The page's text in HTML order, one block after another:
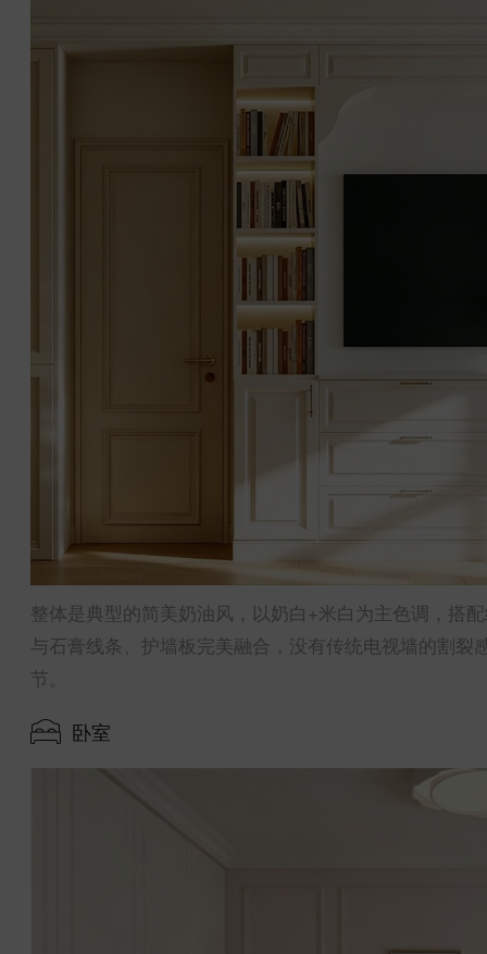
整体是典型的简美奶油风，以奶白+米白为主色调，搭
与石膏线条、护墙板完美融合，没有传统电视墙的割
节。
卧室